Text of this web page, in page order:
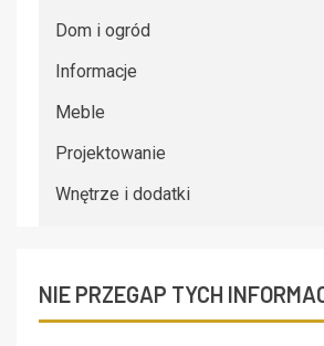
Dom i ogród
Informacje
Meble
Projektowanie
Wnętrze i dodatki
NIE PRZEGAP TYCH